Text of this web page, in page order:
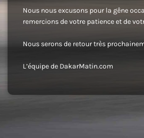
Nous nous excusons pour la gêne
remercions de votre patience et de
Nous serons de retour très
L’équipe de DakarMatin.com